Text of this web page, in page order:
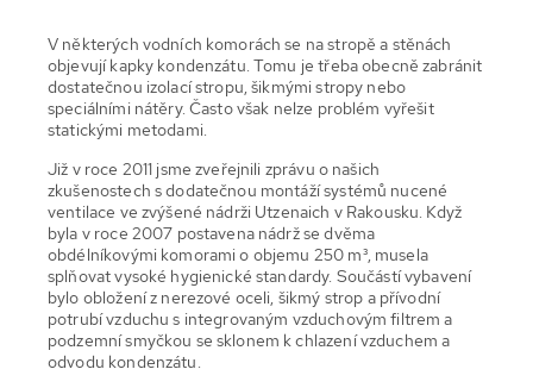
V některých vodních komorách se na stropě a stěnách
objevují kapky kondenzátu. Tomu je třeba obecně zabránit
dostatečnou izolací stropu, šikmými stropy nebo
speciálními nátěry. Často však nelze problém vyřešit
statickými metodami.
Již v roce 2011 jsme zveřejnili zprávu o našich
zkušenostech s dodatečnou montáží systémů nucené
ventilace ve zvýšené nádrži Utzenaich v Rakousku. Když
byla v roce 2007 postavena nádrž se dvěma
obdélníkovými komorami o objemu 250 m³, musela
splňovat vysoké hygienické standardy. Součástí vybavení
bylo obložení z nerezové oceli, šikmý strop a přívodní
potrubí vzduchu s integrovaným vzduchovým filtrem a
podzemní smyčkou se sklonem k chlazení vzduchem a
odvodu kondenzátu.